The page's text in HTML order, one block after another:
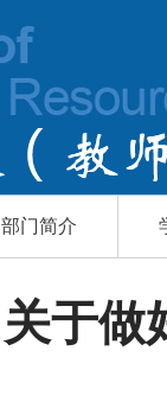
部门简介
关于做